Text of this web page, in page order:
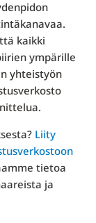
kaikki
ympärille
yhteistyön
Liity
tietoa
ja